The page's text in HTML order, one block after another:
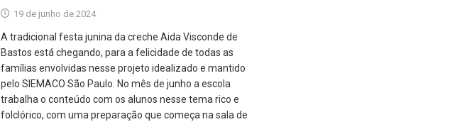
19 de junho de 2024
A tradicional festa junina da creche Aida Visconde de
Bastos está chegando, para a felicidade de todas as
famílias envolvidas nesse projeto idealizado e mantido
pelo SIEMACO São Paulo. No mês de junho a escola
trabalha o conteúdo com os alunos nesse tema rico e
folclórico, com uma preparação que começa na sala de